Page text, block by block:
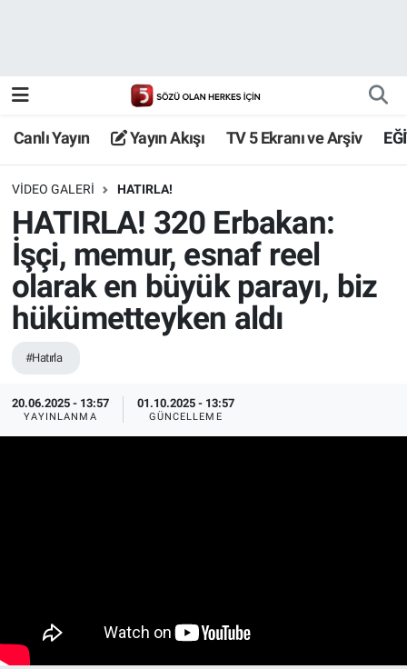
Canlı Yayın Yayın Akışı TV 5 Ekranı ve Arşiv
VIDEO GALERI HATIRLA!
HATIRLA! 320 Erbakan:
İşçi, memur, esnaf reel
olarak en büyük parayı, biz
hükümetteyken aldı
#Hatırla
20.06.2025 - 13:57
YAYINLANMA
01.10.2025 - 13:57
GÜNCELLEME
TV 5 Ekranı ve Arşiv